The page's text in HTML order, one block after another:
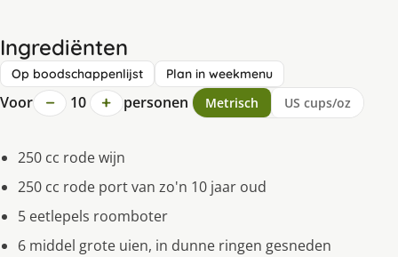
Ingrediënten
Op boodschappenlijst Plan in weekmenu
Voor − 10 + personen Metrisch US cups/oz
250 cc rode wijn
250 cc rode port van zo'n 10 jaar oud
5 eetlepels roomboter
6 middel grote uien, in dunne ringen gesneden